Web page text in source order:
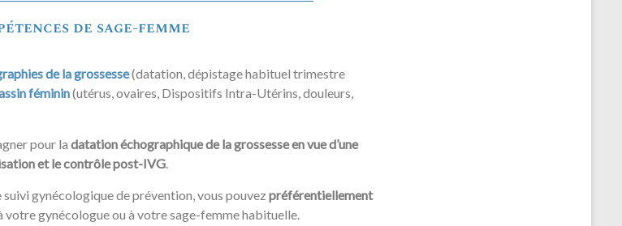
de sage-femme
de la grossesse(datation, dépistage habituel trimestre
féminin(utérus, ovaires, Dispositifs Intra-Utérins, douleurs,
pour la datation échographique de la grossesse en vue d’une
et le contrôle post-IVG.
gynécologique de prévention, vous pouvez préférentiellement
gynécologue ou à votre sage-femme habituelle.